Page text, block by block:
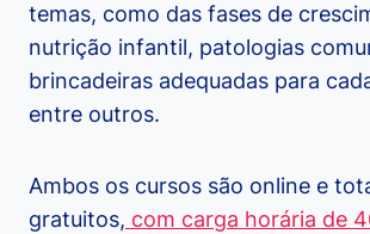
temas, como das fases de
nutrição infantil, patologias
brincadeiras adequadas para
entre outros.
Ambos os cursos são online e
gratuitos, com carga horária de